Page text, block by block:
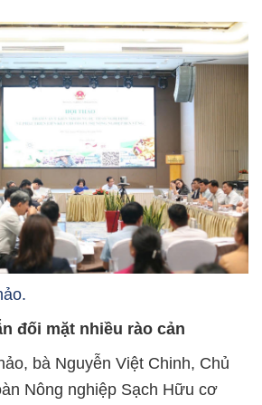
đối mặt nhiều rào cản
bà Nguyễn Việt Chinh, Chủ
Nông nghiệp Sạch Hữu cơ